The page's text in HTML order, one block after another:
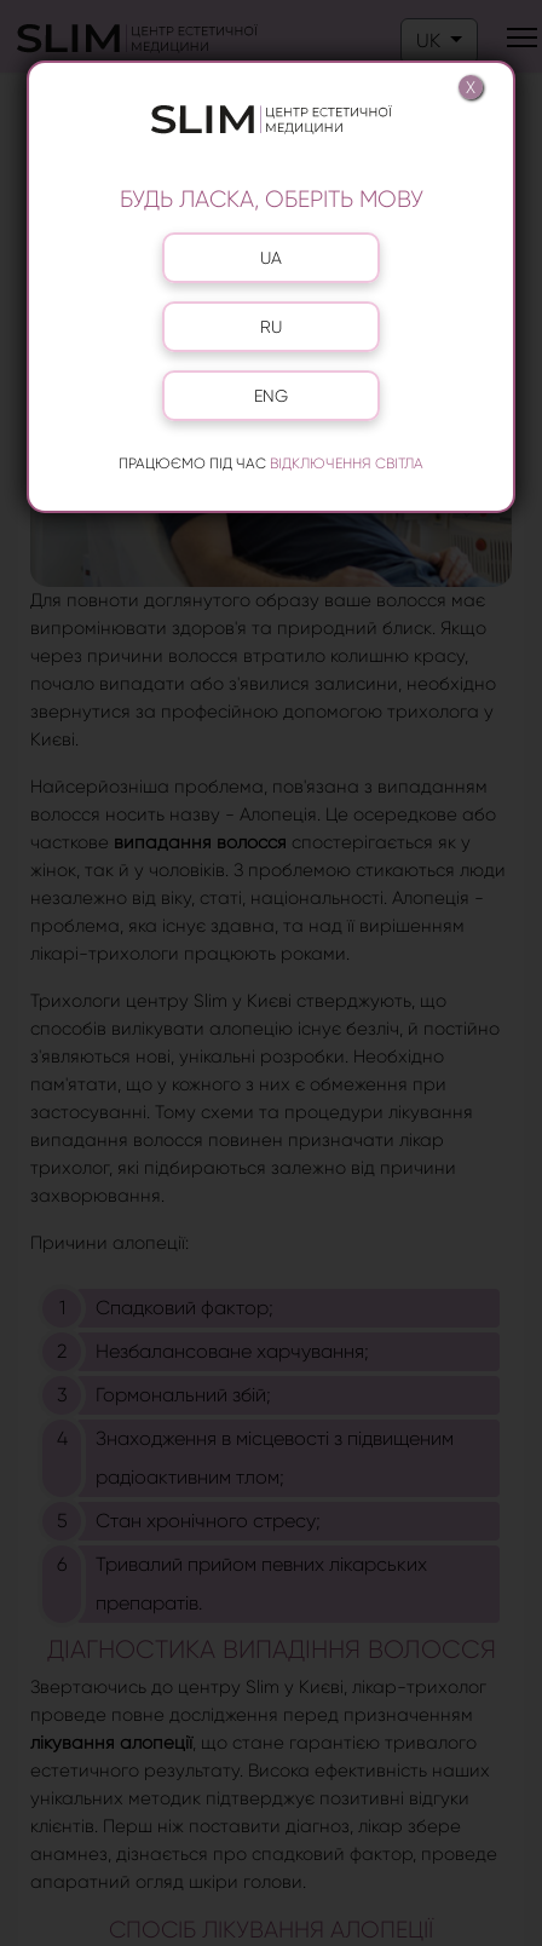
Оберіть свою
UK
ЛІКУВАННЯ АЛОПЕЦІЇ У КИЄВІ
Для повноти доглянутого образу ваше волосся має
випромінювати здоров'я та природний блиск. Якщо
через причини волосся втратило колишню красу,
почало випадати або з'явилися залисини, необхідно
звернутися за професійною допомогою трихолога у
Києві.
Найсерйозніша проблема, пов'язана з випаданням
волосся носить назву - Алопеція. Це осередкове або
часткове випадання волосся спостерігається як у
жінок, так й у чоловіків. З проблемою стикаються люди
незалежно від віку, статі, національності. Алопеція -
проблема, яка існує здавна, та над її вирішенням
лікарі-трихологи працюють роками.
Трихологи центру Slim у Києві стверджують, що
способів вилікувати алопецію існує безліч, й постійно
з'являються нові, унікальні розробки. Необхідно
пам'ятати, що у кожного з них є обмеження при
застосуванні. Тому схеми та процедури лікування
випадання волосся повинен призначати лікар
трихолог, які підбираються залежно від причини
захворювання.
Причини алопеції:
Спадковий фактор;
Незбалансоване харчування;
Гормональний збій;
Знаходження в місцевості з підвищеним
радіоактивним тлом;
Стан хронічного стресу;
Тривалий прийом певних лікарських
препаратів.
ДІАГНОСТИКА ВИПАДІННЯ ВОЛОССЯ
Звертаючись до центру Slim у Києві, лікар-трихолог
проведе повне дослідження перед призначенням
лікування алопеції, що стане гарантією тривалого
естетичного результату. Висока ефективність наших
унікальних методик підтверджує позитивні відгуки
клієнтів. Перш ніж поставити діагноз, лікар збере
анамнез, дізнається про спадковий фактор, проведе
апаратний огляд шкіри голови.
СПОСІБ ЛІКУВАННЯ АЛОПЕЦІЇ
БУДЬ ЛАСКА, ОБЕРІТЬ МОВУ
Оберіть свою мову
UA
RU
ENG
ПРАЦЮЄМО ПІД ЧАС ВІДКЛЮЧЕННЯ СВІТЛА
X